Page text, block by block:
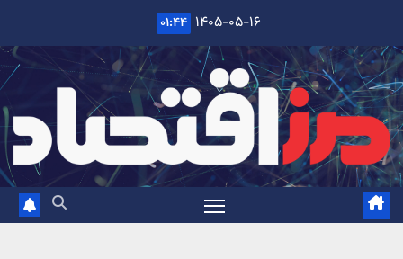
content
۱۴۰۵-۰۵-۱۶ ۰۱:۴۴